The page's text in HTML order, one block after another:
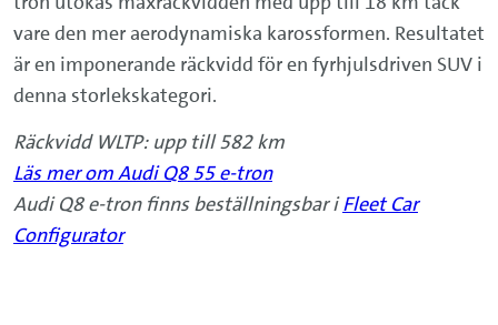
vare den mer aerodynamiska karossformen. Resultatet
är en imponerande räckvidd för en fyrhjulsdriven SUV i
denna storlekskategori.
Räckvidd WLTP: upp till 582 km
Läs mer om Audi Q8 55 e-tron
Audi Q8 e-tron finns beställningsbar iFleet Car
Configurator